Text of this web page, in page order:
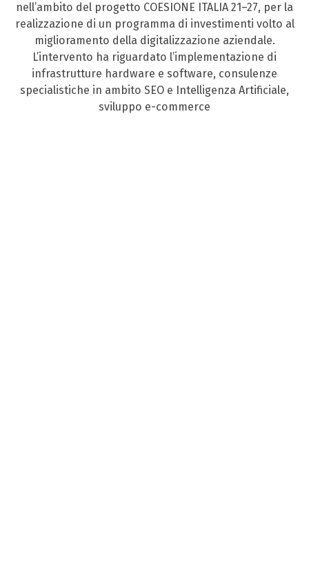
nell’ambito del progetto COESIONE ITALIA 21–27, per la
realizzazione di un programma di investimenti volto al
miglioramento della digitalizzazione aziendale.
L’intervento ha riguardato l’implementazione di
infrastrutture hardware e software, consulenze
specialistiche in ambito SEO e Intelligenza Artificiale,
sviluppo e-commerce